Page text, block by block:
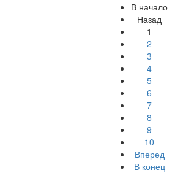
В начало
Назад
1
2
3
4
5
6
7
8
9
10
Вперед
В конец